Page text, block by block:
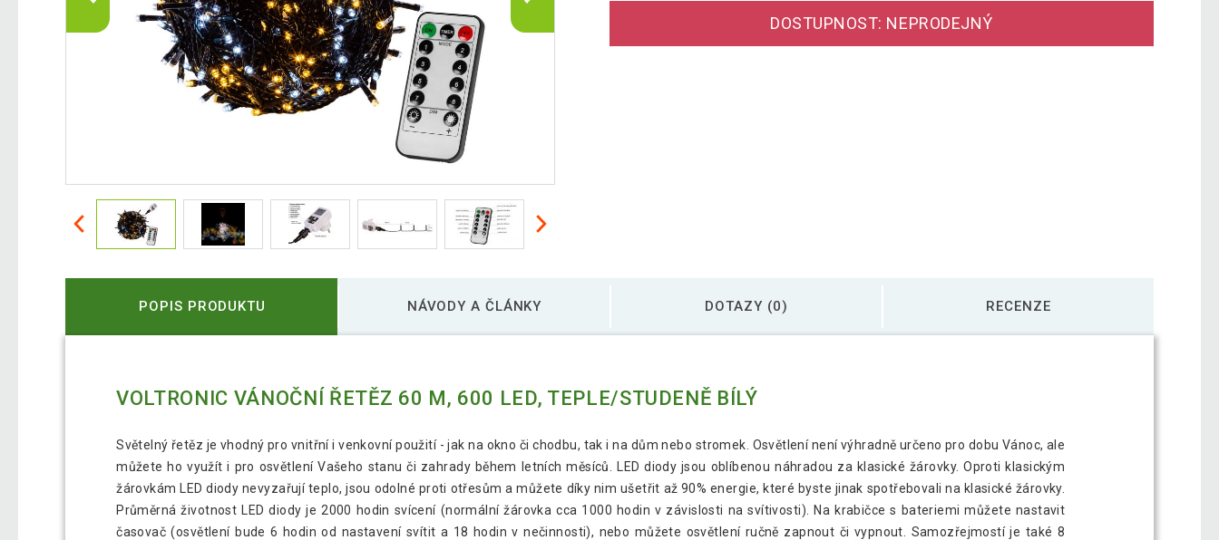
DOSTUPNOST: NEPRODEJNÝ
POPIS PRODUKTU NÁVODY A ČLÁNKY DOTAZY (0) RECENZE
VOLTRONIC VÁNOČNÍ ŘETĚZ 60 M, 600 LED, TEPLE/STUDENĚ BÍLÝ
Světelný řetěz je vhodný pro vnitřní i venkovní použití - jak na okno či chodbu, tak i na dům nebo stromek. Osvětlení není výhradně určeno pro dobu Vánoc, ale
můžete ho využít i pro osvětlení Vašeho stanu či zahrady během letních měsíců. LED diody jsou oblíbenou náhradou za klasické žárovky. Oproti klasickým
žárovkám LED diody nevyzařují teplo, jsou odolné proti otřesům a můžete díky nim ušetřit až 90% energie, které byste jinak spotřebovali na klasické žárovky.
Průměrná životnost LED diody je 2000 hodin svícení (normální žárovka cca 1000 hodin v závislosti na svítivosti). Na krabičce s bateriemi můžete nastavit
časovač (osvětlení bude 6 hodin od nastavení svítit a 18 hodin v nečinnosti), nebo můžete osvětlení ručně zapnout či vypnout. Samozřejmostí je také 8